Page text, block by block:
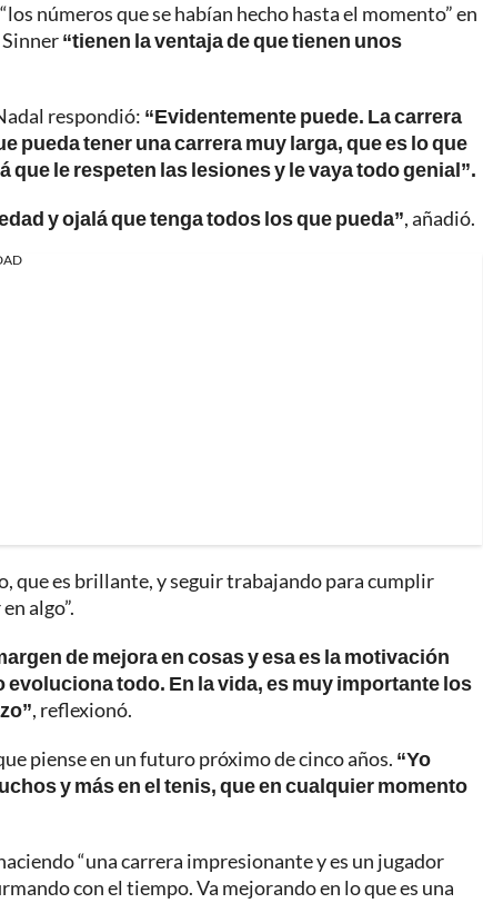
números que se habían hecho hasta el momento” en
“tienen la ventaja de que tienen unos
respondió: “Evidentemente puede. La carrera
pueda tener una carrera muy larga, que es lo que
le respeten las lesiones y le vaya todo genial”.
y ojalá que tenga todos los que pueda”, añadió.
que es brillante, y seguir trabajando para cumplir
algo”.
de mejora en cosas y esa es la motivación
todo. En la vida, es muy importante los
, reflexionó.
piense en un futuro próximo de cinco años. “Yo
y más en el tenis, que en cualquier momento
“una carrera impresionante y es un jugador
con el tiempo. Va mejorando en lo que es una